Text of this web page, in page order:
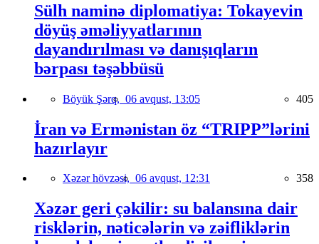
Sülh naminə diplomatiya: Tokayevin
döyüş əməliyyatlarının
dayandırılması və danışıqların
bərpası təşəbbüsü
Böyük Şərq, 06 avqust, 13:05 405
İran və Ermənistan öz “TRIPP”lərini
hazırlayır
Xəzər hövzəsi, 06 avqust, 12:31 358
Xəzər geri çəkilir: su balansına dair
risklərin, nəticələrin və zəifliklərin